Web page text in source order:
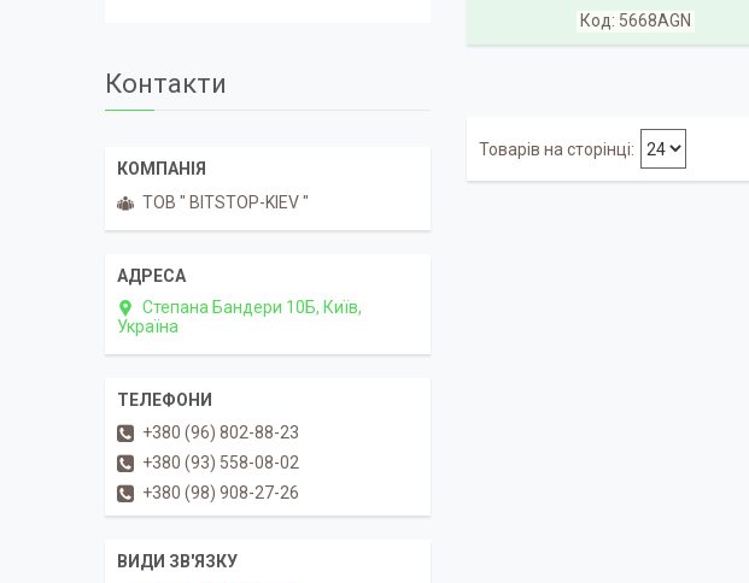
5668AGN
Контакти
ТОВ " BITSTOP-KIEV "
Степана Бандери 10Б, Київ,
Україна
+380 (96) 802-88-23
+380 (93) 558-08-02
+380 (98) 908-27-26